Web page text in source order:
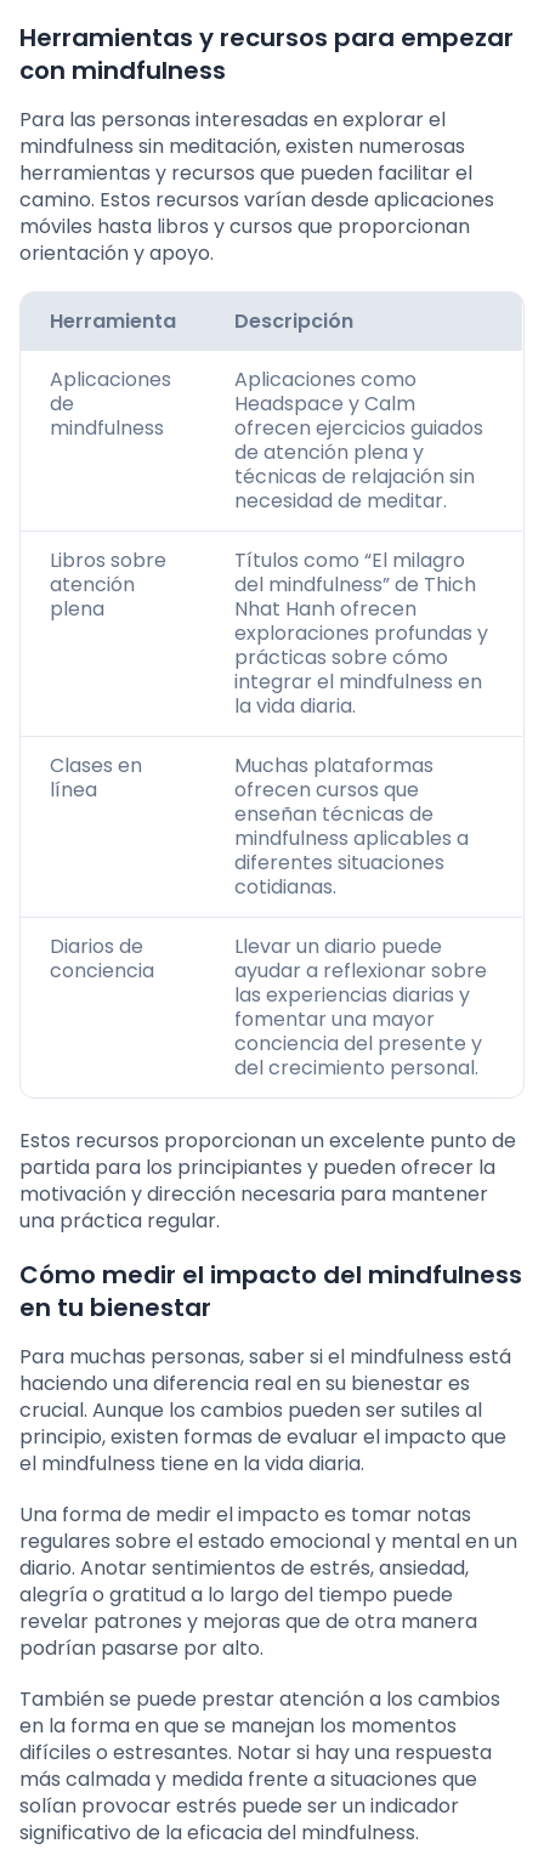
Herramientas y recursos para empezar
con mindfulness
Para las personas interesadas en explorar el
mindfulness sin meditación, existen numerosas
herramientas y recursos que pueden facilitar el
camino. Estos recursos varían desde aplicaciones
móviles hasta libros y cursos que proporcionan
orientación y apoyo.
Herramienta Descripción
Aplicaciones
de
mindfulness
Aplicaciones como
Headspace y Calm
ofrecen ejercicios guiados
de atención plena y
técnicas de relajación sin
necesidad de meditar.
Libros sobre
atención
plena
Títulos como “El milagro
del mindfulness” de Thich
Nhat Hanh ofrecen
exploraciones profundas y
prácticas sobre cómo
integrar el mindfulness en
la vida diaria.
Clases en
línea
Muchas plataformas
ofrecen cursos que
enseñan técnicas de
mindfulness aplicables a
diferentes situaciones
cotidianas.
Diarios de
conciencia
Llevar un diario puede
ayudar a reflexionar sobre
las experiencias diarias y
fomentar una mayor
conciencia del presente y
del crecimiento personal.
Estos recursos proporcionan un excelente punto de
partida para los principiantes y pueden ofrecer la
motivación y dirección necesaria para mantener
una práctica regular.
Cómo medir el impacto del mindfulness
en tu bienestar
Para muchas personas, saber si el mindfulness está
haciendo una diferencia real en su bienestar es
crucial. Aunque los cambios pueden ser sutiles al
principio, existen formas de evaluar el impacto que
el mindfulness tiene en la vida diaria.
Una forma de medir el impacto es tomar notas
regulares sobre el estado emocional y mental en un
diario. Anotar sentimientos de estrés, ansiedad,
alegría o gratitud a lo largo del tiempo puede
revelar patrones y mejoras que de otra manera
podrían pasarse por alto.
También se puede prestar atención a los cambios
en la forma en que se manejan los momentos
difíciles o estresantes. Notar si hay una respuesta
más calmada y medida frente a situaciones que
solían provocar estrés puede ser un indicador
significativo de la eficacia del mindfulness.